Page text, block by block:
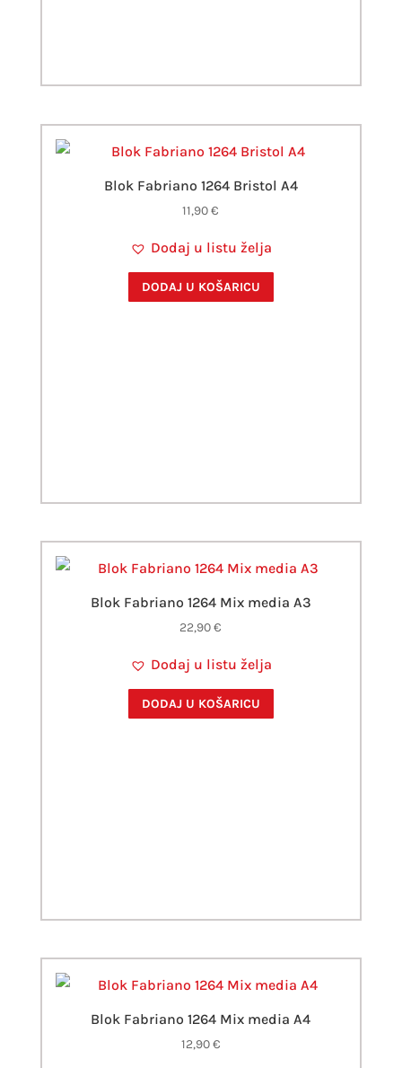
Blok Fabriano 1264 Bristol A4
11,90€
Dodaj u listu želja
DODAJ U KOŠARICU
Blok Fabriano 1264 Mix media A3
22,90€
Dodaj u listu želja
DODAJ U KOŠARICU
Blok Fabriano 1264 Mix media A4
12,90€